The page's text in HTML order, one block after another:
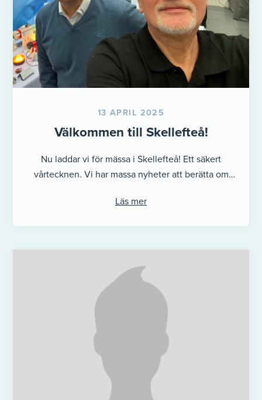
13 APRIL 2025
Välkommen till Skellefteå!
Nu laddar vi för mässa i Skellefteå! Ett säkert
vårtecknen. Vi har massa nyheter att berätta om
Läs mer